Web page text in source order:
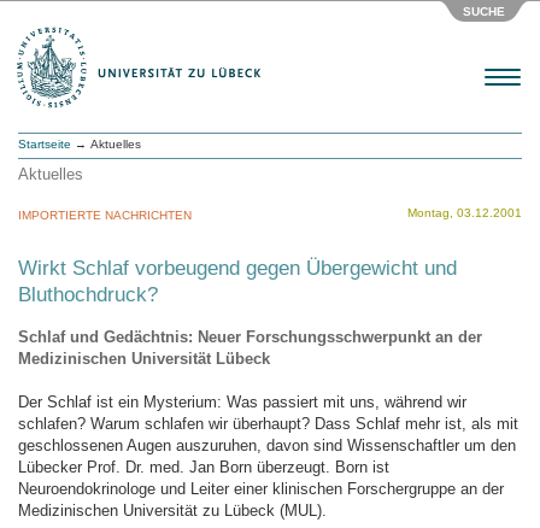
SUCHE
Menu
Startseite → Aktuelles
Aktuelles
Montag, 03.12.2001
IMPORTIERTE NACHRICHTEN
Wirkt Schlaf vorbeugend gegen Übergewicht und
Bluthochdruck?
Schlaf und Gedächtnis: Neuer Forschungsschwerpunkt an der
Medizinischen Universität Lübeck
Der Schlaf ist ein Mysterium: Was passiert mit uns, während wir
schlafen? Warum schlafen wir überhaupt? Dass Schlaf mehr ist, als mit
geschlossenen Augen auszuruhen, davon sind Wissenschaftler um den
Lübecker Prof. Dr. med. Jan Born überzeugt. Born ist
Neuroendokrinologe und Leiter einer klinischen Forschergruppe an der
Medizinischen Universität zu Lübeck (MUL).